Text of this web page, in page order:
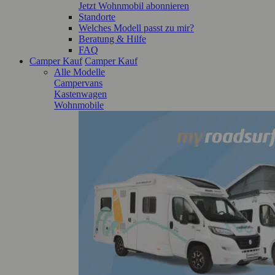
Jetzt Wohnmobil abonnieren
Standorte
Welches Modell passt zu mir?
Beratung & Hilfe
FAQ
Camper Kauf Camper Kauf
Alle Modelle
Campervans
Kastenwagen
Wohnmobile